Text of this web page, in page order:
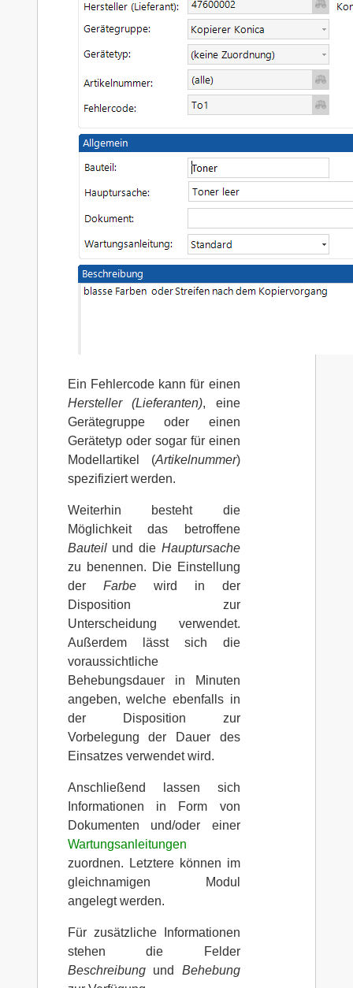
Ein Fehlercode kann für einen
Hersteller (Lieferanten), eine
Gerätegruppe oder einen
Gerätetyp oder sogar für einen
Modellartikel (Artikelnummer)
spezifiziert werden.
Weiterhin besteht die
Möglichkeit das betroffene
Bauteilund die Hauptursache
zu benennen. Die Einstellung
der Farbewird in der
Disposition zur
Unterscheidung verwendet.
Außerdem lässt sich die
voraussichtliche
Behebungsdauer in Minuten
angeben, welche ebenfalls in
der Disposition zur
Vorbelegung der Dauer des
Einsatzes verwendet wird.
Anschließend lassen sich
Informationen in Form von
Dokumenten und/oder einer
Wartungsanleitungen
zuordnen. Letztere können im
gleichnamigen Modul
angelegt werden.
Für zusätzliche Informationen
stehen die Felder
Beschreibungund Behebung